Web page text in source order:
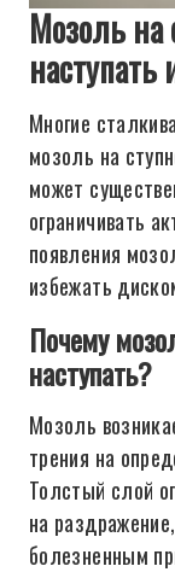
Мозоль на
наступать
Многие
мозоль на
может
ограничивать
появления
избежать
Почему
наступать?
Мозоль
трения на
Толстый слой
на
болезненным